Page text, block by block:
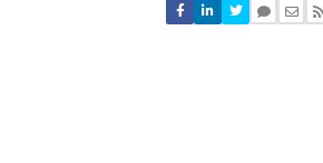
Nie znaleziono komentarzy
Zostaw swoje